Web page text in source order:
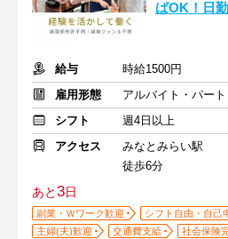
ばOK！日
給与
時給1500円
雇用形態
アルバイト・パート
シフト
週4日以上
アクセス
みなとみらい駅
徒歩6分
あと3日
副業・Ｗワーク歓迎
シフト自由・自己
主婦(夫)歓迎
交通費支給
社会保険